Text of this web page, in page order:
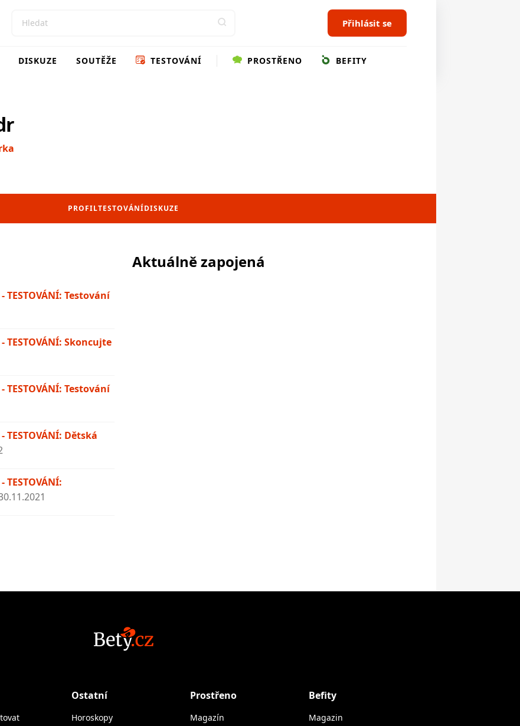
Přihlásit se
DISKUZE SOUTĚŽE TESTOVÁNÍ PROSTŘENO BEFITY
PROFILTESTOVÁNÍDISKUZE
TESTOVÁNÍ: Testování
TESTOVÁNÍ: Skoncujte
TESTOVÁNÍ: Testování
TESTOVÁNÍ: Dětská
Aktuálně zapojená
Ostatní
Horoskopy
Prostřeno
Magazín
Befity
Magazin